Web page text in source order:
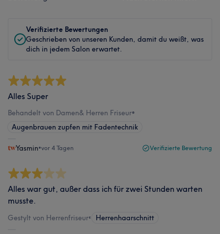
Verifizierte Bewertungen
Geschrieben von unseren Kunden, damit du weißt, was
dich in jedem Salon erwartet.
Alles Super
Behandelt von Damen& Herren Friseur•
Augenbrauen zupfen mit Fadentechnik
Yasmin•vor 4 Tagen Verifizierte Bewertung
Alles war gut, außer dass ich für zwei Stunden warten
musste.
Gestylt von Herrenfriseur• Herrenhaarschnitt